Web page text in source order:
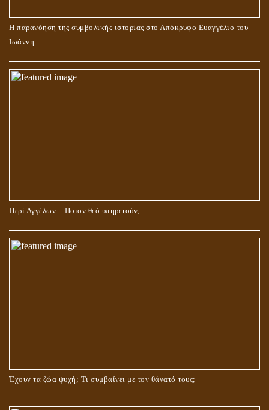
Η παρανόηση της συμβολικής ιστορίας στο Απόκρυφο Ευαγγέλιο του
Ιωάννη
Περί Αγγέλων – Ποιον θεό υπηρετούν;
Έχουν τα ζώα ψυχή; Τι συμβαίνει με τον θάνατό τους;